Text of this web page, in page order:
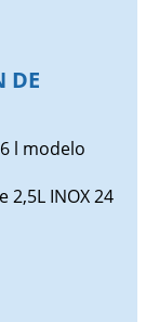
DE
l modelo
2,5L INOX 24